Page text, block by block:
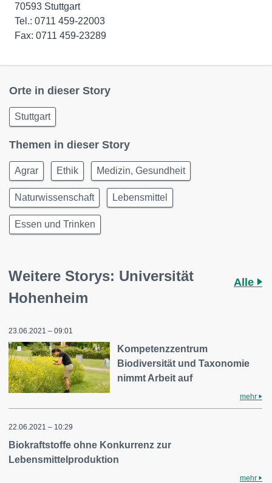
70593 Stuttgart
Tel.: 0711 459-22003
Fax: 0711 459-23289
Orte in dieser Story
Stuttgart
Themen in dieser Story
Agrar Ethik Medizin, Gesundheit
Naturwissenschaft Lebensmittel
Essen und Trinken
Weitere Storys: Universität
Hohenheim
Alle
23.06.2021 – 09:01
Kompetenzzentrum
Biodiversität und Taxonomie
nimmt Arbeit auf
mehr
22.06.2021 – 10:29
Biokraftstoffe ohne Konkurrenz zur
Lebensmittelproduktion
mehr